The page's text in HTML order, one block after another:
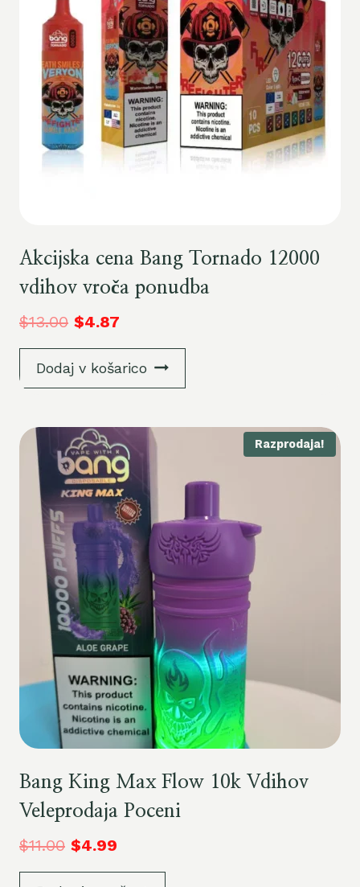
Akcijska cena Bang Tornado 12000
vdihov vroča ponudba
$13.00 $4.87
Dodaj v košarico
Razprodaja!
Bang King Max Flow 10k Vdihov
Veleprodaja Poceni
$11.00 $4.99